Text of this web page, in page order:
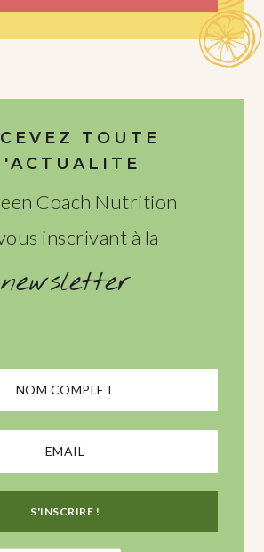
TOUTE
Coach Nutrition
inscrivant à la
newsletter